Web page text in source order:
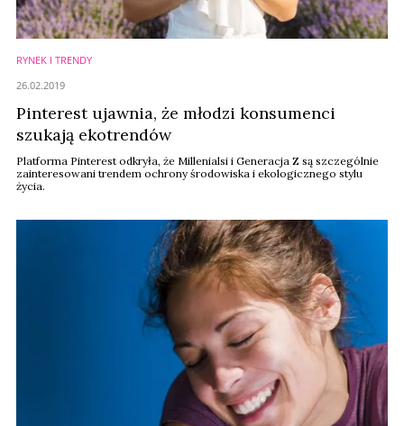
RYNEK I TRENDY
Pinterest ujawnia, że młodzi konsumenci
szukają ekotrendów
Platforma Pinterest odkryła, że ​​Millenialsi i Generacja Z są szczególnie
zainteresowani trendem ochrony środowiska i ekologicznego stylu
życia.
26.02.2019